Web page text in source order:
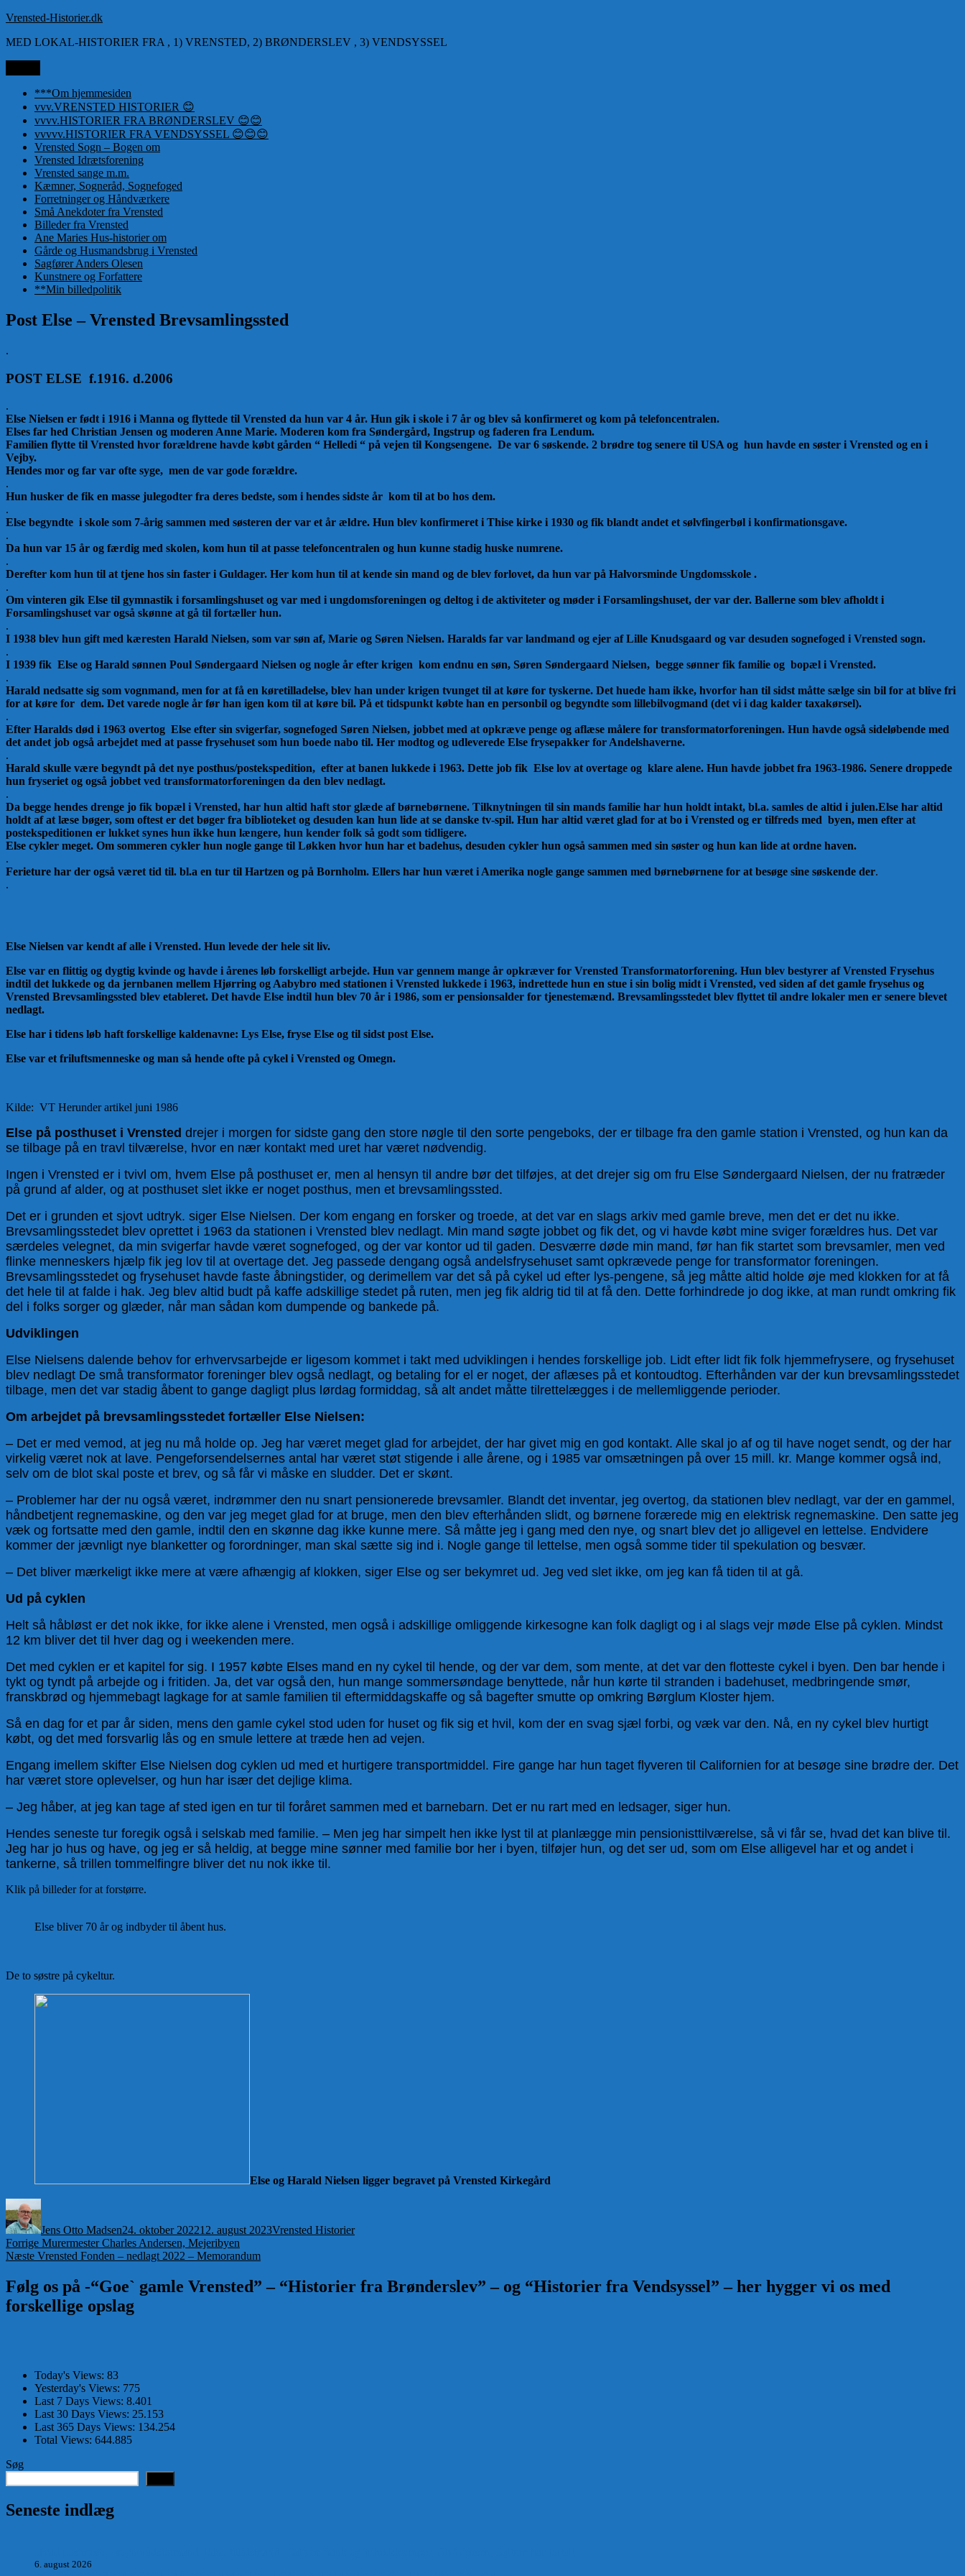
Videre
indhold
Vrensted-Historier.dk
MED LOKAL-HISTORIER FRA , 1) VRENSTED, 2) BRØNDERSLEV , 3) VENDSYSSEL
***Om hjemmesiden
vvv.VRENSTED HISTORIER 😊
vvvv.HISTORIER FRA BRØNDERSLEV 😊😊
vvvvv.HISTORIER FRA VENDSYSSEL 😊😊😊
Vrensted Sogn – Bogen om
Vrensted Idrætsforening
Vrensted sange m.m.
Kæmner, Sogneråd, Sognefoged
Forretninger og Håndværkere
Små Anekdoter fra Vrensted
Billeder fra Vrensted
Ane Maries Hus-historier om
Gårde og Husmandsbrug i Vrensted
Sagfører Anders Olesen
Kunstnere og Forfattere
**Min billedpolitik
Post Else – Vrensted Brevsamlingssted
.
POST ELSE f.1916. d.2006
.
Else Nielsen er født i 1916 i Manna og flyttede til Vrensted da hun var 4 år. Hun gik i skole i 7 år og blev så konfirmeret og kom på telefoncentralen.
Elses far hed Christian Jensen og moderen Anne Marie. Moderen kom fra Søndergård, Ingstrup og faderen fra Lendum.
Familien flytte til Vrensted hvor forældrene havde købt gården “ Helledi “ på vejen til Kongsengene. De var 6 søskende. 2 brødre tog senere til USA og hun havde en søster i Vrensted og en i
Vejby.
Hendes mor og far var ofte syge, men de var gode forældre.
.
Hun husker de fik en masse julegodter fra deres bedste, som i hendes sidste år kom til at bo hos dem.
.
Else begyndte i skole som 7-årig sammen med søsteren der var et år ældre. Hun blev konfirmeret i Thise kirke i 1930 og fik blandt andet et sølvfingerbøl i konfirmationsgave.
.
Da hun var 15 år og færdig med skolen, kom hun til at passe telefoncentralen og hun kunne stadig huske numrene.
.
Derefter kom hun til at tjene hos sin faster i Guldager. Her kom hun til at kende sin mand og de blev forlovet, da hun var på Halvorsminde Ungdomsskole .
.
Om vinteren gik Else til gymnastik i forsamlingshuset og var med i ungdomsforeningen og deltog i de aktiviteter og møder i Forsamlingshuset, der var der. Ballerne som blev afholdt i
Forsamlingshuset var også skønne at gå til fortæller hun.
.
I 1938 blev hun gift med kæresten Harald Nielsen, som var søn af, Marie og Søren Nielsen. Haralds far var landmand og ejer af Lille Knudsgaard og var desuden sognefoged i Vrensted sogn.
.
I 1939 fik Else og Harald sønnen Poul Søndergaard Nielsen og nogle år efter krigen kom endnu en søn, Søren Søndergaard Nielsen, begge sønner fik familie og bopæl i Vrensted.
.
Harald nedsatte sig som vognmand, men for at få en køretilladelse, blev han under krigen tvunget til at køre for tyskerne. Det huede ham ikke, hvorfor han til sidst måtte sælge sin bil for at blive fri
for at køre for dem. Det varede nogle år før han igen kom til at køre bil. På et tidspunkt købte han en personbil og begyndte som lillebilvogmand (det vi i dag kalder taxakørsel).
.
Efter Haralds død i 1963 overtog Else efter sin svigerfar, sognefoged Søren Nielsen, jobbet med at opkræve penge og aflæse målere for transformatorforeningen. Hun havde også sideløbende med
det andet job også arbejdet med at passe frysehuset som hun boede nabo til. Her modtog og udleverede Else frysepakker for Andelshaverne.
.
Harald skulle være begyndt på det nye posthus/postekspedition, efter at banen lukkede i 1963. Dette job fik Else lov at overtage og klare alene. Hun havde jobbet fra 1963-1986. Senere droppede
hun fryseriet og også jobbet ved transformatorforeningen da den blev nedlagt.
.
Da begge hendes drenge jo fik bopæl i Vrensted, har hun altid haft stor glæde af børnebørnene. Tilknytningen til sin mands familie har hun holdt intakt, bl.a. samles de altid i julen.Else har altid
holdt af at læse bøger, som oftest er det bøger fra biblioteket og desuden kan hun lide at se danske tv-spil. Hun har altid været glad for at bo i Vrensted og er tilfreds med byen, men efter at
postekspeditionen er lukket synes hun ikke hun længere, hun kender folk så godt som tidligere.
Else cykler meget. Om sommeren cykler hun nogle gange til Løkken hvor hun har et badehus, desuden cykler hun også sammen med sin søster og hun kan lide at ordne haven.
.
Ferieture har der også været tid til. bl.a en tur til Hartzen og på Bornholm. Ellers har hun været i Amerika nogle gange sammen med børnebørnene for at besøge sine søskende der.
.
Else Nielsen var kendt af alle i Vrensted. Hun levede der hele sit liv.
Else var en flittig og dygtig kvinde og havde i årenes løb forskelligt arbejde. Hun var gennem mange år opkræver for Vrensted Transformatorforening. Hun blev bestyrer af Vrensted Frysehus
indtil det lukkede og da jernbanen mellem Hjørring og Aabybro med stationen i Vrensted lukkede i 1963, indrettede hun en stue i sin bolig midt i Vrensted, ved siden af det gamle frysehus og
Vrensted Brevsamlingssted blev etableret. Det havde Else indtil hun blev 70 år i 1986, som er pensionsalder for tjenestemænd. Brevsamlingsstedet blev flyttet til andre lokaler men er senere blevet
nedlagt.
Else har i tidens løb haft forskellige kaldenavne: Lys Else, fryse Else og til sidst post Else.
Else var et friluftsmenneske og man så hende ofte på cykel i Vrensted og Omegn.
Kilde: VT Herunder artikel juni 1986
Else på posthuset i Vrensted drejer i morgen for sidste gang den store nøgle til den sorte pengeboks, der er tilbage fra den gamle station i Vrensted, og hun kan da
se tilbage på en travl tilværelse, hvor en nær kontakt med uret har været nødvendig.
Ingen i Vrensted er i tvivl om, hvem Else på posthuset er, men al hensyn til andre bør det tilføjes, at det drejer sig om fru Else Søndergaard Nielsen, der nu fratræder
på grund af alder, og at posthuset slet ikke er noget posthus, men et brevsamlingssted.
Det er i grunden et sjovt udtryk. siger Else Nielsen. Der kom engang en forsker og troede, at det var en slags arkiv med gamle breve, men det er det nu ikke.
Brevsamlingsstedet blev oprettet i 1963 da stationen i Vrensted blev nedlagt. Min mand søgte jobbet og fik det, og vi havde købt mine sviger forældres hus. Det var
særdeles velegnet, da min svigerfar havde været sognefoged, og der var kontor ud til gaden. Desværre døde min mand, før han fik startet som brevsamler, men ved
flinke menneskers hjælp fik jeg lov til at overtage det. Jeg passede dengang også andelsfrysehuset samt opkrævede penge for transformator foreningen.
Brevsamlingsstedet og frysehuset havde faste åbningstider, og derimellem var det så på cykel ud efter lys-pengene, så jeg måtte altid holde øje med klokken for at få
det hele til at falde i hak. Jeg blev altid budt på kaffe adskillige stedet på ruten, men jeg fik aldrig tid til at få den. Dette forhindrede jo dog ikke, at man rundt omkring fik
del i folks sorger og glæder, når man sådan kom dumpende og bankede på.
Udviklingen
Else Nielsens dalende behov for erhvervsarbejde er ligesom kommet i takt med udviklingen i hendes forskellige job. Lidt efter lidt fik folk hjemmefrysere, og frysehuset
blev nedlagt De små transformator foreninger blev også nedlagt, og betaling for el er noget, der aflæses på et kontoudtog. Efterhånden var der kun brevsamlingsstedet
tilbage, men det var stadig åbent to gange dagligt plus lørdag formiddag, så alt andet måtte tilrettelægges i de mellemliggende perioder.
Om arbejdet på brevsamlingsstedet fortæller Else Nielsen:
– Det er med vemod, at jeg nu må holde op. Jeg har været meget glad for arbejdet, der har givet mig en god kontakt. Alle skal jo af og til have noget sendt, og der har
virkelig været nok at lave. Pengeforsendelsernes antal har været støt stigende i alle årene, og i 1985 var omsætningen på over 15 mill. kr. Mange kommer også ind,
selv om de blot skal poste et brev, og så får vi måske en sludder. Det er skønt.
– Problemer har der nu også været, indrømmer den nu snart pensionerede brevsamler. Blandt det inventar, jeg overtog, da stationen blev nedlagt, var der en gammel,
håndbetjent regnemaskine, og den var jeg meget glad for at bruge, men den blev efterhånden slidt, og børnene forærede mig en elektrisk regnemaskine. Den satte jeg
væk og fortsatte med den gamle, indtil den en skønne dag ikke kunne mere. Så måtte jeg i gang med den nye, og snart blev det jo alligevel en lettelse. Endvidere
kommer der jævnligt nye blanketter og forordninger, man skal sætte sig ind i. Nogle gange til lettelse, men også somme tider til spekulation og besvær.
– Det bliver mærkeligt ikke mere at være afhængig af klokken, siger Else og ser bekymret ud. Jeg ved slet ikke, om jeg kan få tiden til at gå.
Ud på cyklen
Helt så håbløst er det nok ikke, for ikke alene i Vrensted, men også i adskillige omliggende kirkesogne kan folk dagligt og i al slags vejr møde Else på cyklen. Mindst
12 km bliver det til hver dag og i weekenden mere.
Det med cyklen er et kapitel for sig. I 1957 købte Elses mand en ny cykel til hende, og der var dem, som mente, at det var den flotteste cykel i byen. Den bar hende i
tykt og tyndt på arbejde og i fritiden. Ja, det var også den, hun mange sommersøndage benyttede, når hun kørte til stranden i badehuset, medbringende smør,
franskbrød og hjemmebagt lagkage for at samle familien til eftermiddagskaffe og så bagefter smutte op omkring Børglum Kloster hjem.
Så en dag for et par år siden, mens den gamle cykel stod uden for huset og fik sig et hvil, kom der en svag sjæl forbi, og væk var den. Nå, en ny cykel blev hurtigt
købt, og det med forsvarlig lås og en smule lettere at træde hen ad vejen.
Engang imellem skifter Else Nielsen dog cyklen ud med et hurtigere transportmiddel. Fire gange har hun taget flyveren til Californien for at besøge sine brødre der. Det
har været store oplevelser, og hun har især det dejlige klima.
– Jeg håber, at jeg kan tage af sted igen en tur til foråret sammen med et barnebarn. Det er nu rart med en ledsager, siger hun.
Hendes seneste tur foregik også i selskab med familie. – Men jeg har simpelt hen ikke lyst til at planlægge min pensionisttilværelse, så vi får se, hvad det kan blive til.
Jeg har jo hus og have, og jeg er så heldig, at begge mine sønner med familie bor her i byen, tilføjer hun, og det ser ud, som om Else alligevel har et og andet i
tankerne, så trillen tommelfingre bliver det nu nok ikke til.
Klik på billeder for at forstørre.
Else bliver 70 år og indbyder til åbent hus.
De to søstre på cykeltur.
Else og Harald Nielsen ligger begravet på Vrensted Kirkegård
Jens Otto Madsen24. oktober 202212. august 2023Vrensted Historier
Indlægsnavigation
Forrige Forrige
indlæg:
Murermester Charles Andersen, Mejeribyen
Næste Næste
Vrensted Fonden – nedlagt 2022 – Memorandum
Følg os på -“Goe` gamle Vrensted” – “Historier fra Brønderslev” – og “Historier fra Vendsyssel” – her hygger vi os med
forskellige opslag
Today's Views: 83
Yesterday's Views: 775
Last 7 Days Views: 8.401
Last 30 Days Views: 25.153
Last 365 Days Views: 134.254
Total Views: 644.885
Søg
Seneste indlæg
6. august 2026